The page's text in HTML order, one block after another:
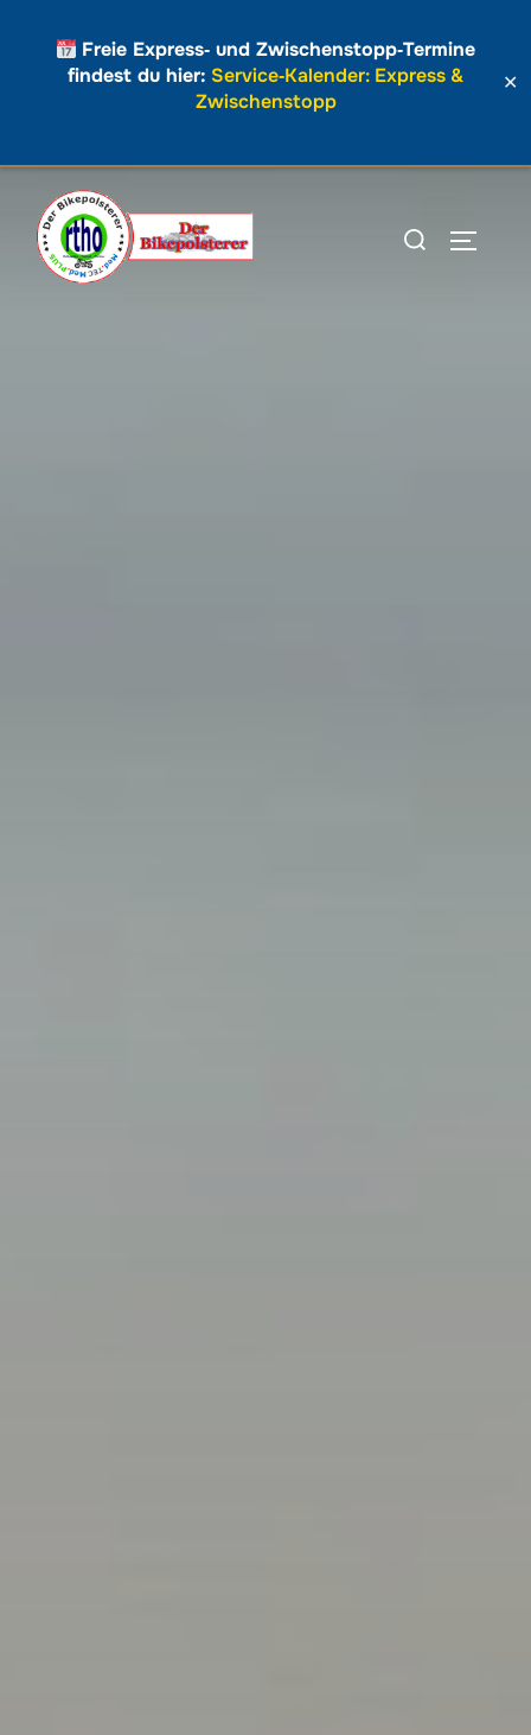
Inhalt
springen
Freie Express‑ und Zwischenstopp‑Termine
findest du hier: Service‑Kalender: Express &
Zwischenstopp
✕
Suchen